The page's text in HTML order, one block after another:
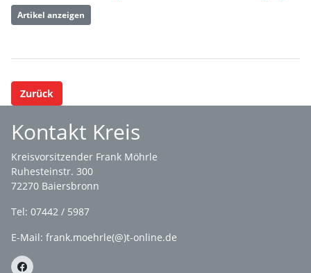
Artikel anzeigen
Zurück
Kontakt Kreis
Kreisvorsitzender Frank Möhrle
Ruhesteinstr. 300
72270 Baiersbronn
Tel: 07442 / 5987
E-Mail: frank.moehrle(@)t-online.de